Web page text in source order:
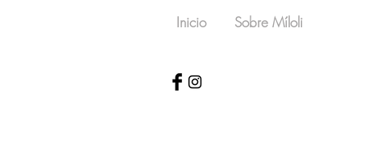
Inicio Sobre Míloli